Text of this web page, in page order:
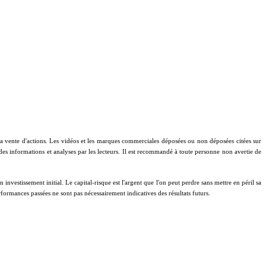
d'actions. Les vidéos et les marques commerciales déposées ou non déposées citées sur
informations et analyses par les lecteurs. Il est recommandé à toute personne non avertie de
initial. Le capital-risque est l'argent que l'on peut perdre sans mettre en péril sa
passées ne sont pas nécessairement indicatives des résultats futurs.